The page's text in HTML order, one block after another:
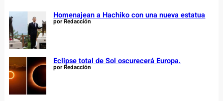
Homenajean a Hachiko con una nueva estatua
por Redacción
Eclipse total de Sol oscurecerá Europa.
por Redacción